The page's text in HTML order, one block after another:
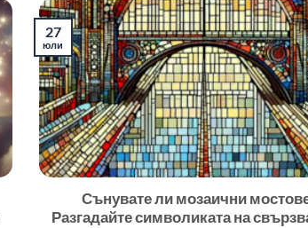
Сънувате ли мозаични
Разгадайте символиката на
27
юли